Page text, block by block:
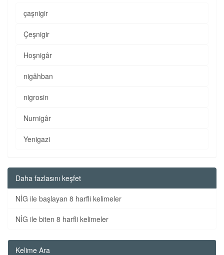
çaşnigir
Çeşnigir
Hoşnigâr
nigâhban
nigrosin
Nurnigâr
Yenigazi
Daha fazlasını keşfet
NİG ile başlayan 8 harfli kelimeler
NİG ile biten 8 harfli kelimeler
Kelime Ara